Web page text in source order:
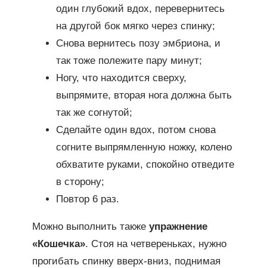
один глубокий вдох, перевернитесь
на другой бок мягко через спинку;
Снова вернитесь позу эмбриона, и
так тоже полежите пару минут;
Ногу, что находится сверху,
выпрямите, вторая нога должна быть
так же согнутой;
Сделайте один вдох, потом снова
согните выпрямленную ножку, колено
обхватите руками, спокойно отведите
в сторону;
Повтор 6 раз.
Можно выполнить также упражнение
«Кошечка». Стоя на четвереньках, нужно
прогибать спинку вверх-вниз, поднимая